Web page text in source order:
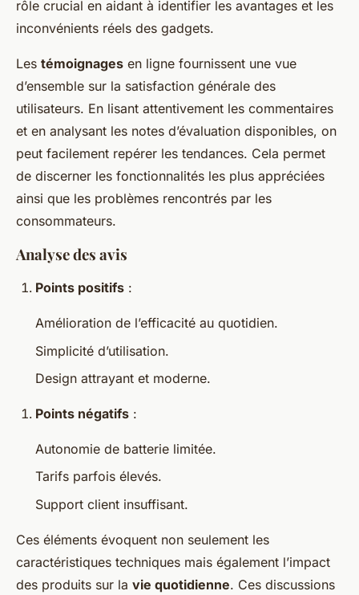
rôle crucial en aidant à identifier les avantages et les
inconvénients réels des gadgets.
Les témoignages en ligne fournissent une vue
d’ensemble sur la satisfaction générale des
utilisateurs. En lisant attentivement les commentaires
et en analysant les notes d’évaluation disponibles, on
peut facilement repérer les tendances. Cela permet
de discerner les fonctionnalités les plus appréciées
ainsi que les problèmes rencontrés par les
consommateurs.
Analyse des avis
Points positifs :
Amélioration de l’efficacité au quotidien.
Simplicité d’utilisation.
Design attrayant et moderne.
Points négatifs :
Autonomie de batterie limitée.
Tarifs parfois élevés.
Support client insuffisant.
Ces éléments évoquent non seulement les
caractéristiques techniques mais également l’impact
des produits sur la vie quotidienne. Ces discussions